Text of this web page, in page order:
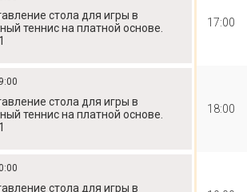
стола для игры в
теннис на платной основе.
17:00
стола для игры в
теннис на платной основе.
18:00
стола для игры в